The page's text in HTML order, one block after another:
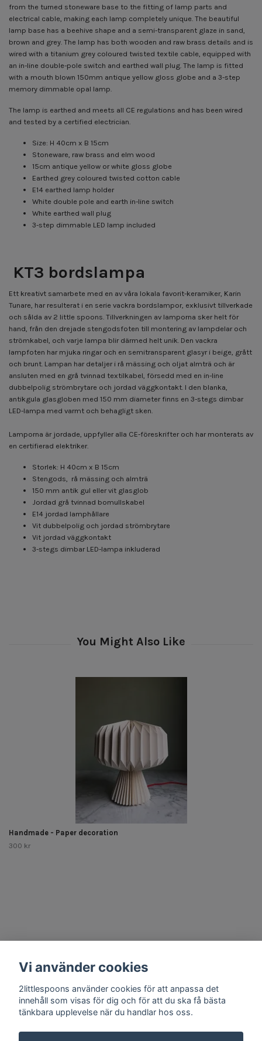
from the turned stoneware base to the fitting of lamp parts and
electrical cable, making each lamp completely unique. The beautiful
lamp base has a beehive shape and a semi-transparent glaze in sand,
brown and grey. The lamp has both wooden and raw brass details and is
wired with a titanium grey coloured twisted textile cable, equipped with
an in-line double-pole switch and earthed wall plug. The lamp is fitted
with a mouth blown 150mm antique yellow gloss globe and a 3-step
memory dimmable opal lamp.
The lamp is earthed and meets all CE regulations and has been wired
and tested by a certified electrician.
Size: H 40cm x B 15cm
Stoneware, raw brass and elm wood
15cm antique yellow or white gloss globe
Earthed grey coloured twisted cotton cable
E14 earthed lamp holder
White double pole and earth in-line switch
White earthed wall plug
3-step dimmable LED lamp included
KT3 bordslampa
Ett kreativt samarbete med en av våra lokala favorit-keramiker, Karin
Tunare, har resulterat i en serie vackra bordslampor, exklusivt tillverkade
och sålda av 2 little spoons. Tillverkningen av lamporna sker helt för
hand, från den drejade stengodsfoten till montering av lampdelar och
strömkabel, och varje lampa blir därmed helt unik. Den vackra
lampfoten har mjuka ringar och en semitransparent glasyr i beige, grått
och brunt. Lampan har detaljer i rå mässing och oljat almträ och är
ansluten med en grå tvinnad textilkabel, försedd med en in-line
dubbelpolig strömbrytare och jordad väggkontakt. I den blanka,
antikgula glasgloben med 150 mm diameter finns en 3-stegs dimbar
LED-lampa med varmt och behagligt sken.
Lamporna är jordade, uppfyller alla CE-föreskrifter och har monterats av
en certifierad elektriker.
Storlek: H 40cm x B 15cm
Stengods, rå mässing och almträ
150 mm antik gul eller vit glasglob
Jordad grå tvinnad bomullskabel
E14 jordad lamphållare
Vit dubbelpolig och jordad strömbrytare
Vit jordad väggkontakt
3-stegs dimbar LED-lampa inkluderad
Handmade - Paper decoration
300 kr
Social Media
Vi använder cookies
2littlespoons använder cookies för att anpassa det
innehåll som visas för dig och för att du ska få bästa
tänkbara upplevelse när du handlar hos oss.